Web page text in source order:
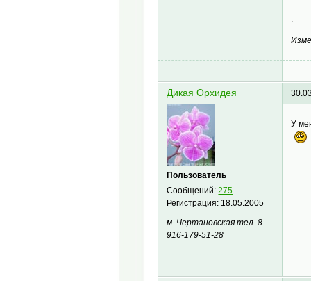
.
Дикая Орхидея
Пользователь
Сообщений:275
Регистрация: 18.05.2005
м. Чертановская тел. 8-
916-179-51-28
У